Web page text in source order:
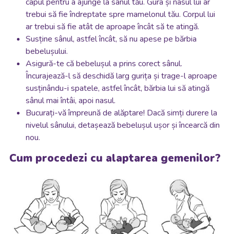
trebui să fie îndreptate spre mamelonul tău. Corpul lui
ar trebui să fie atât de aproape încât să te atingă.
Susține sânul, astfel încât, să nu apese pe bărbia
bebelușului.
Asigură-te că bebelușul a prins corect sânul.
Încurajează-l să deschidă larg gurița și trage-l aproape
susținându-i spatele, astfel încât, bărbia lui să atingă
sânul mai întâi, apoi nasul.
Bucurați-vă împreună de alăptare! Dacă simți durere la
nivelul sânului, detașează bebelușul ușor și încearcă din
nou.
Cum procedezi cu alaptarea gemenilor?